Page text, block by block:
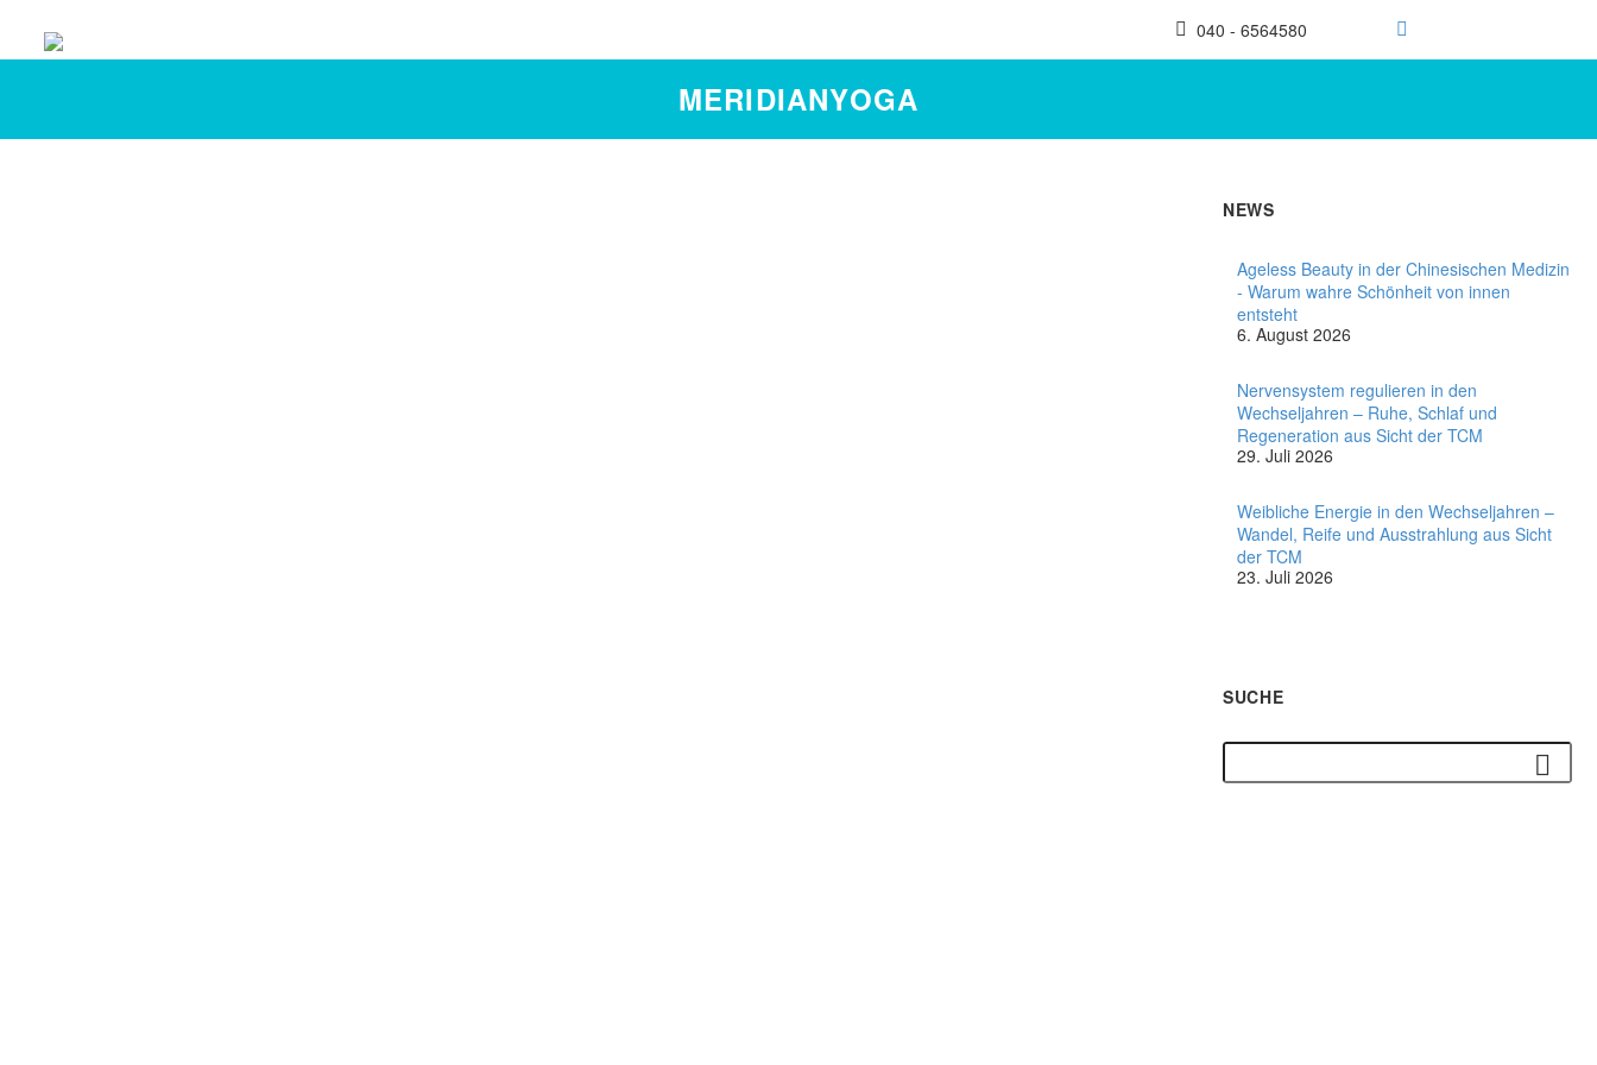
040 - 6564580
MERIDIANYOGA
NEWS
Ageless Beauty in der Chinesischen Medizin
- Warum wahre Schönheit von innen
entsteht
6. August 2026
Nervensystem regulieren in den
Wechseljahren – Ruhe, Schlaf und
Regeneration aus Sicht der TCM
29. Juli 2026
Weibliche Energie in den Wechseljahren –
Wandel, Reife und Ausstrahlung aus Sicht
der TCM
23. Juli 2026
SUCHE